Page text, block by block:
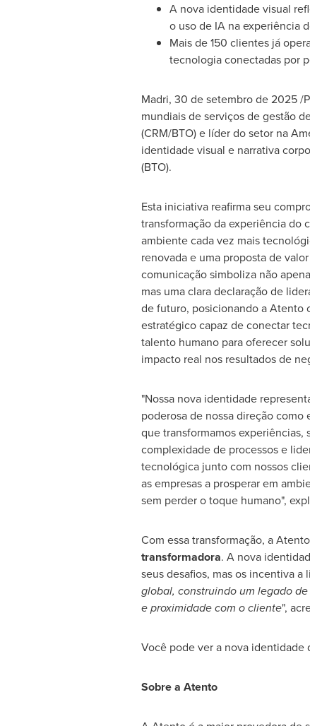
A nova identidade visual
o uso de IA na experiência
Mais de 150 clientes já
tecnologia conectadas por
Madri, 30 de setembro de 2025/
mundiais de serviços de gestão
(CRM/BTO) e líder do setor na
identidade visual e narrativa
(BTO).
Esta iniciativa reafirma seu
transformação da experiência do
ambiente cada vez mais
renovada e uma proposta de
comunicação simboliza não
mas uma clara declaração de
de futuro, posicionando a Atento
estratégico capaz de conectar
talento humano para oferecer
impacto real nos resultados de
"Nossa nova identidade
poderosa de nossa direção como
que transformamos experiências,
complexidade de processos e
tecnológica junto com nossos
as empresas a prosperar em
sem perder o toque humano",
Com essa transformação, a
transformadora. A nova
seus desafios, mas os incentiva
global, construindo um legado
e proximidade com o cliente",
Você pode ver a nova identidade
Sobre a Atento